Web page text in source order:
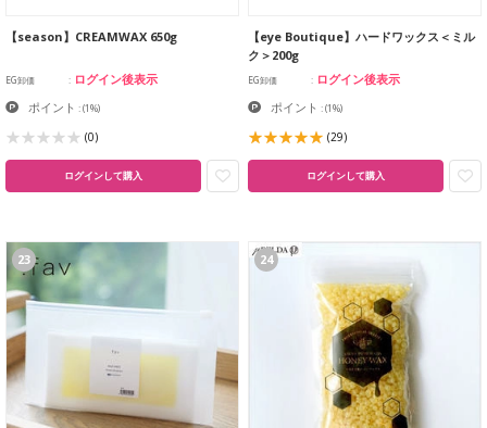
【season】CREAMWAX 650g
EG卸価 ログイン後表示
ポイント :(1%)
(0)
ログインして購入
【eye Boutique】ハードワックス＜ミル
ク＞200g
EG卸価 ログイン後表示
ポイント :(1%)
(29)
ログインして購入
23 24